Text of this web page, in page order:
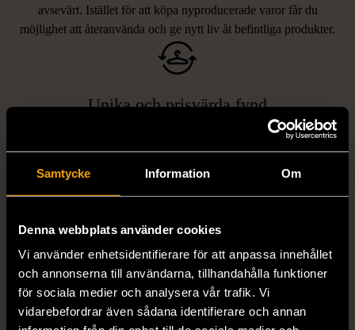
Samtycke Information Om
Denna webbplats använder cookies
Vi använder enhetsidentifierare för att anpassa innehållet
och annonserna till användarna, tillhandahålla funktioner
för sociala medier och analysera vår trafik. Vi
vidarebefordrar även sådana identifierare och annan
avsevärt. Istället för att köpa nyproducerade varor får du
möjlighet att återanvända och ge nytt liv åt befintliga produkter.
Unika och prisvärda fynd
Vi erbjuder ett brett utbud av varor, allt från kläder och möbler
till böcker och elektronik i våra butiker. Du har chansen att hitta
unika och originella föremål som inte finns i vanliga butiker.
LIKNANDE PRODUKTER
Hitta produkter som påminner om denna